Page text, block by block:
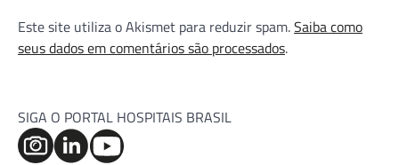
Este site utiliza o Akismet para reduzir spam.Saiba como
seus dados em comentários são processados.
SIGA O PORTAL HOSPITAIS BRASIL